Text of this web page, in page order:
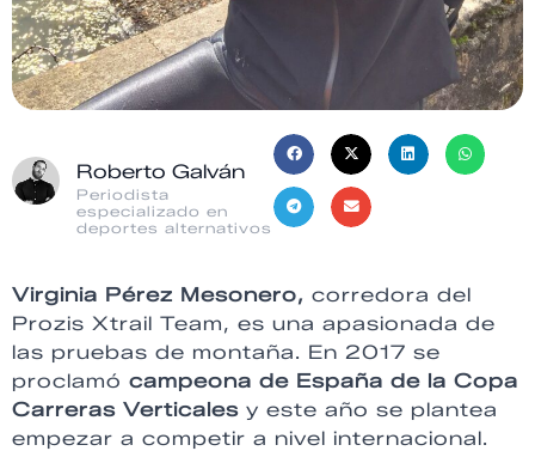
Roberto Galván
Periodista
especializado en
deportes alternativos
Virginia Pérez Mesonero, corredora del
Prozis Xtrail Team, es una apasionada de
las pruebas de montaña. En 2017 se
proclamó campeona de España de la Copa
Carreras Verticales y este año se plantea
empezar a competir a nivel internacional.